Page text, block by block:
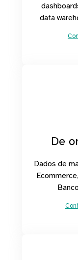
data
De
Dados de